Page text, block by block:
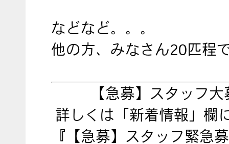
などなど。。。
他の方、みなさん20匹程
【急募】スタッフ大
詳しくは「新着情報」欄
『【急募】スタッフ緊急